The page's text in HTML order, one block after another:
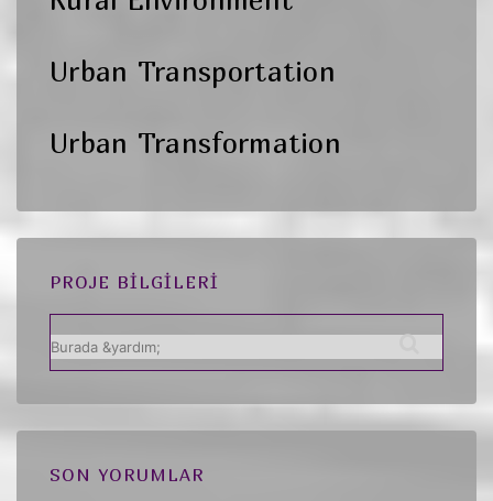
Urban Transportation
Urban Transformation
PROJE BILGILERI
Arama:
SON YORUMLAR